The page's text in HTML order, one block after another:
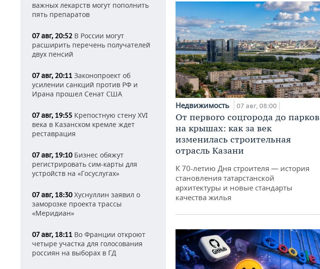
важных лекарств могут пополнить
пять препаратов
07 авг, 20:52 В России могут
расширить перечень получателей
двух пенсий
07 авг, 20:11 Законопроект об
усилении санкций против РФ и
Ирана прошел Сенат США
07 авг, 19:55 Крепостную стену XVI
века в Казанском кремле ждет
реставрация
07 авг, 19:10Бизнес обяжут
регистрировать сим-карты для
устройств на «Госуслугах»
07 авг, 18:30Хуснуллин заявил о
заморозке проекта трассы
«Меридиан»
07 авг, 18:11 Во Франции откроют
четыре участка для голосования
россиян на выборах в ГД
Недвижимость 07 авг, 08:00
От первого соцгорода до парков
на крышах: как за век
изменилась строительная
отрасль Казани
К 70-летию Дня строителя — история
становления татарстанской
архитектуры и новые стандарты
качества жилья